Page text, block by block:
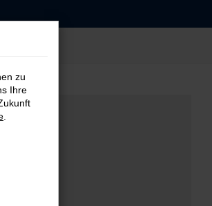
zu
Ihre